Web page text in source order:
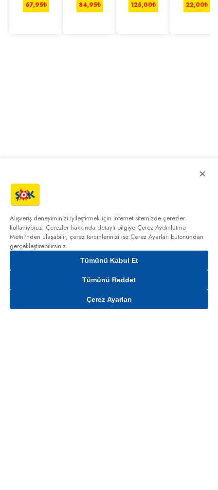
Gelince Haber Ver
67,95₺
84,95₺
125,00₺
22,00₺
×
Alışveriş deneyiminizi iyileştirmek için internet sitemizde çerezler
kullanıyoruz. Çerezler hakkında detaylı bilgiye Çerez Aydınlatma
Metni'nden ulaşabilir, çerez tercihlerinizi ise Çerez Ayarları butonundan
gerçekleştirebilirsiniz.
Tümünü Kabul Et
Tümünü Reddet
Çerez Ayarları